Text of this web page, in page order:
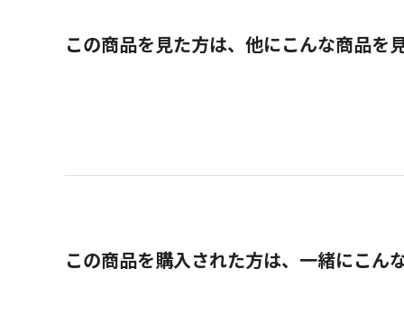
この商品を見た方は、他にこんな商品を
この商品を購入された方は、一緒にこん